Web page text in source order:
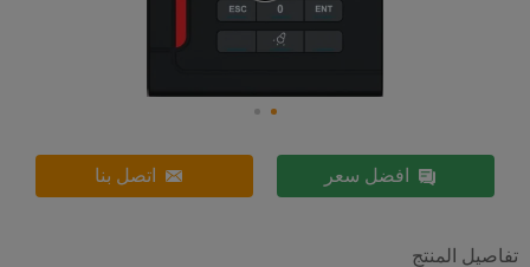
افضل سعر اتصل بنا
تفاصيل المنتج